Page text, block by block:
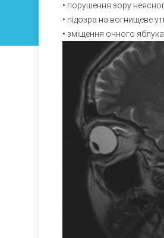
• порушення зору
• підозра на вогнищеве
• зміщення очного яблука